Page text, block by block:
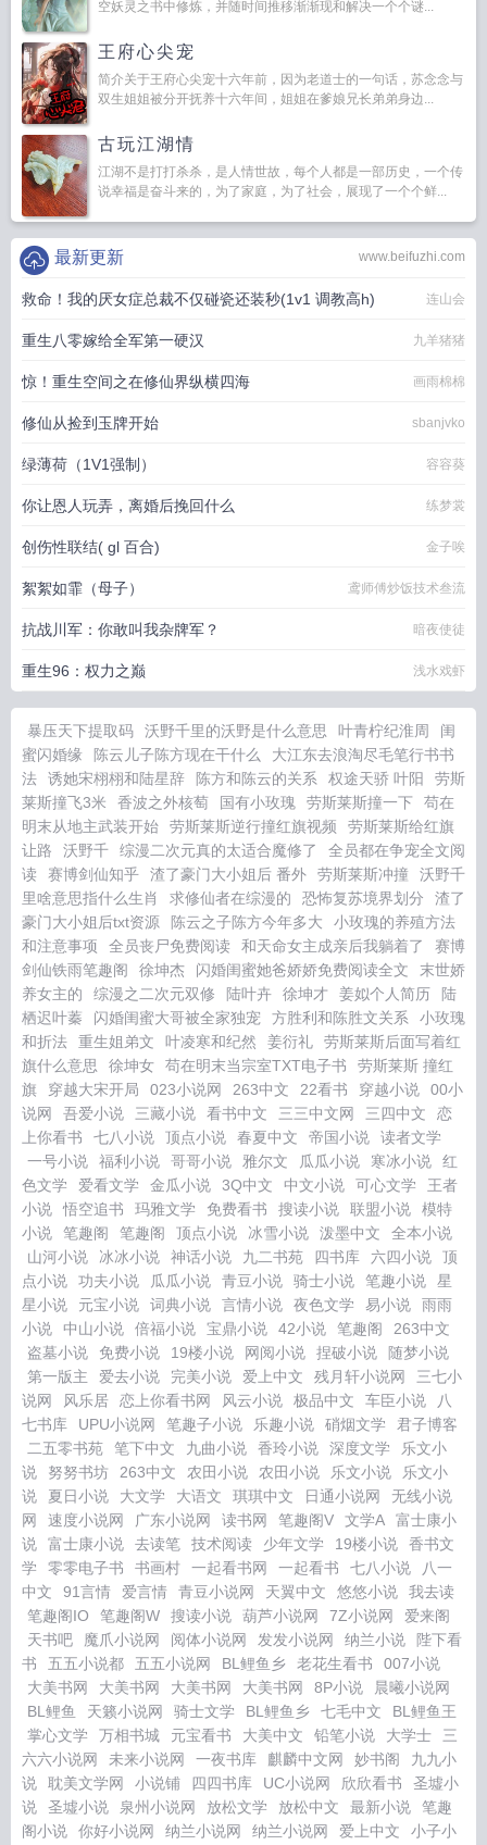
空妖灵之书中修炼，并随时间推移渐渐现和解决一个个谜...
王府心尖宠
简介关于王府心尖宠十六年前，因为老道士的一句话，苏念念与
双生姐姐被分开抚养十六年间，姐姐在爹娘兄长弟弟身边...
古玩江湖情
江湖不是打打杀杀，是人情世故，每个人都是一部历史，一个传
说幸福是奋斗来的，为了家庭，为了社会，展现了一个个鲜...
www.beifuzhi.com
最新更新
救命！我的厌女症总裁不仅碰瓷还装秒(1v1 调教高h) 连山会
重生八零嫁给全军第一硬汉 九羊猪猪
惊！重生空间之在修仙界纵横四海 画雨棉棉
修仙从捡到玉牌开始 sbanjvko
绿薄荷（1V1强制） 容容葵
你让恩人玩弄，离婚后挽回什么 练梦裳
创伤性联结( gl 百合) 金子唉
絮絮如霏（母子） 鸢师傅炒饭技术叁流
抗战川军：你敢叫我杂牌军？ 暗夜使徒
重生96：权力之巅 浅水戏虾
暴压天下提取码 沃野千里的沃野是什么意思 叶青柠纪淮周
闺
蜜闪婚缘
陈云儿子陈方现在干什么
大江东去浪淘尽毛笔行书书
法
诱她宋栩栩和陆星辞 陈方和陈云的关系 权途天骄 叶阳
劳斯
莱斯撞飞3米
香波之外核萄 国有小玫瑰 劳斯莱斯撞一下
苟在
明末从地主武装开始
劳斯莱斯逆行撞红旗视频
劳斯莱斯给红旗
让路
沃野千 综漫二次元真的太适合魔修了
全员都在争宠全文阅
读
赛博剑仙知乎 渣了豪门大小姐后 番外 劳斯莱斯冲撞
沃野千
里啥意思指什么生肖
求修仙者在综漫的 恐怖复苏境界划分
渣了
豪门大小姐后txt资源
陈云之子陈方今年多大
小玫瑰的养殖方法
和注意事项
全员丧尸免费阅读 和天命女主成亲后我躺着了
赛博
剑仙铁雨笔趣阁
徐坤杰 闪婚闺蜜她爸娇娇免费阅读全文
末世娇
养女主的
综漫之二次元双修 陆叶卉 徐坤才 姜姒个人简历
陆
栖迟叶蓁
闪婚闺蜜大哥被全家独宠 方胜利和陈胜文关系
小玫瑰
和折法
重生姐弟文 叶凌寒和纪然 姜衍礼
劳斯莱斯后面写着红
旗什么意思
徐坤女 苟在明末当宗室TXT电子书
劳斯莱斯 撞红
旗
穿越大宋开局 023小说网 263中文 22看书 穿越小说
00小
说网
吾爱小说 三藏小说 看书中文 三三中文网 三四中文
恋
上你看书
七八小说 顶点小说 春夏中文 帝国小说
读者文学
一号小说
福利小说 哥哥小说 雅尔文 瓜瓜小说 寒冰小说
红
色文学
爱看文学 金瓜小说 3Q中文 中文小说 可心文学
王者
小说
悟空追书 玛雅文学 免费看书 搜读小说 联盟小说
模特
小说
笔趣阁 笔趣阁 顶点小说 冰雪小说 泼墨中文
全本小说
山河小说
冰冰小说 神话小说 九二书苑 四书库 六四小说
顶
点小说
功夫小说 瓜瓜小说 青豆小说 骑士小说 笔趣小说
星
星小说
元宝小说 词典小说 言情小说 夜色文学 易小说
雨雨
小说
中山小说 倍福小说 宝鼎小说 42小说 笔趣阁
263中文
盗墓小说
免费小说 19楼小说 网阅小说 捏破小说
随梦小说
第一版主
爱去小说 完美小说 爱上中文 残月轩小说网
三七小
说网
风乐居 恋上你看书网 风云小说 极品中文 车臣小说
八
七书库
UPU小说网 笔趣子小说 乐趣小说 硝烟文学
君子博客
二五零书苑
笔下中文 九曲小说 香玲小说 深度文学
乐文小
说
努努书坊 263中文 农田小说 农田小说 乐文小说
乐文小
说
夏日小说 大文学 大语文 琪琪中文 日通小说网
无线小说
网
速度小说网 广东小说网 读书网 笔趣阁V 文学A
富士康小
说
富士康小说 去读笔 技术阅读 少年文学 19楼小说
香书文
学
零零电子书 书画村 一起看书网 一起看书 七八小说
八一
中文
91言情 爱言情 青豆小说网 天翼中文 悠悠小说
我去读
笔趣阁IO
笔趣阁W 搜读小说 葫芦小说网 7Z小说网
爱来阁
天书吧
魔爪小说网 阅体小说网 发发小说网 纳兰小说
陛下看
书
五五小说都 五五小说网 BL鲤鱼乡 老花生看书
007小说
大美书网
大美书网 大美书网 大美书网 8P小说
晨曦小说网
BL鲤鱼
天籁小说网 骑士文学 BL鲤鱼乡 七毛中文
BL鲤鱼王
掌心文学
万相书城 元宝看书 大美中文 铅笔小说 大学士
三
六六小说网
未来小说网 一夜书库 麒麟中文网 妙书阁
九九小
说
耽美文学网 小说铺 四四书库 UC小说网 欣欣看书
圣墟小
说
圣墟小说 泉州小说网 放松文学 放松中文 最新小说
笔趣
阁小说
你好小说网 纳兰小说网 纳兰小说网 爱上中文
小子小